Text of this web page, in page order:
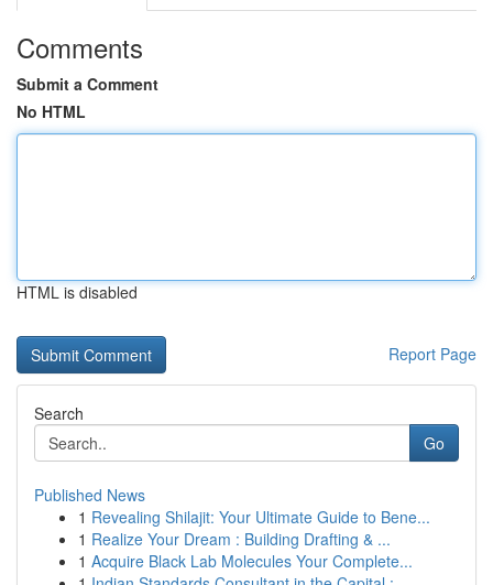
Comments
Submit a Comment
No HTML
HTML is disabled
Report Page
Search
Go
Published News
1 Revealing Shilajit: Your Ultimate Guide to Bene...
1 Realize Your Dream : Building Drafting & ...
1 Acquire Black Lab Molecules Your Complete...